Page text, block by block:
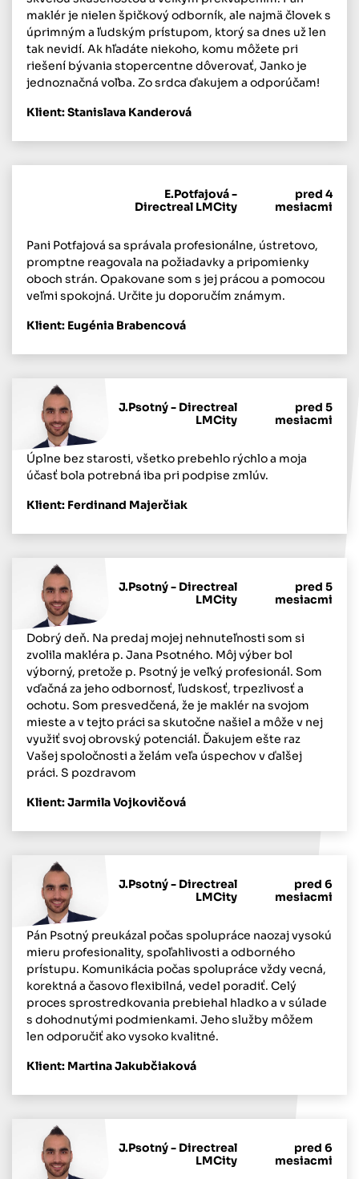
maklér je nielen špičkový odborník, ale najmä človek s
úprimným a ľudským prístupom, ktorý sa dnes už len
tak nevidí. Ak hľadáte niekoho, komu môžete pri
riešení bývania stopercentne dôverovať, Janko je
jednoznačná voľba. Zo srdca ďakujem a odporúčam!
Klient: Stanislava Kanderová
E.Potfajová -
Directreal LMCity
pred 4
mesiacmi
Pani Potfajová sa správala profesionálne, ústretovo,
promptne reagovala na požiadavky a pripomienky
oboch strán. Opakovane som s jej prácou a pomocou
veľmi spokojná. Určite ju doporučím známym.
Klient: Eugénia Brabencová
J.Psotný - Directreal
LMCity
pred 5
mesiacmi
Úplne bez starosti, všetko prebehlo rýchlo a moja
účasť bola potrebná iba pri podpise zmlúv.
Klient: Ferdinand Majerčiak
J.Psotný - Directreal
LMCity
pred 5
mesiacmi
Dobrý deň. Na predaj mojej nehnuteľnosti som si
zvolila makléra p. Jana Psotného. Môj výber bol
výborný, pretože p. Psotný je veľký profesionál. Som
vďačná za jeho odbornosť, ľudskosť, trpezlivosť a
ochotu. Som presvedčená, že je maklér na svojom
mieste a v tejto práci sa skutočne našiel a môže v nej
využiť svoj obrovský potenciál. Ďakujem ešte raz
Vašej spoločnosti a želám veľa úspechov v ďalšej
práci. S pozdravom
Klient: Jarmila Vojkovičová
J.Psotný - Directreal
LMCity
pred 6
mesiacmi
Pán Psotný preukázal počas spolupráce naozaj vysokú
mieru profesionality, spoľahlivosti a odborného
prístupu. Komunikácia počas spolupráce vždy vecná,
korektná a časovo flexibilná, vedel poradiť. Celý
proces sprostredkovania prebiehal hladko a v súlade
s dohodnutými podmienkami. Jeho služby môžem
len odporučiť ako vysoko kvalitné.
Klient: Martina Jakubčiaková
J.Psotný - Directreal
LMCity
pred 6
mesiacmi